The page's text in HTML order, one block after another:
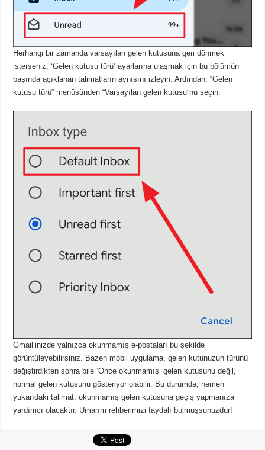
Herhangi bir zamanda varsayılan gelen kutusuna geri dönmek
isterseniz, ‘Gelen kutusu türü’ ayarlarına ulaşmak için bu bölümün
başında açıklanan talimatların aynısını izleyin.Ardından, “Gelen
kutusu türü” menüsünden “Varsayılan gelen kutusu”nu seçin.
Gmail’inizde yalnızca okunmamış e-postaları bu şekilde
görüntüleyebilirsiniz. Bazen mobil uygulama, gelen kutunuzun türünü
değiştirdikten sonra bile ‘Önce okunmamış’ gelen kutusunu değil,
normal gelen kutusunu gösteriyor olabilir. Bu durumda, hemen
yukarıdaki talimat, okunmamış gelen kutusuna geçiş yapmanıza
yardımcı olacaktır. Umarım rehberimizi faydalı bulmuşsunuzdur!